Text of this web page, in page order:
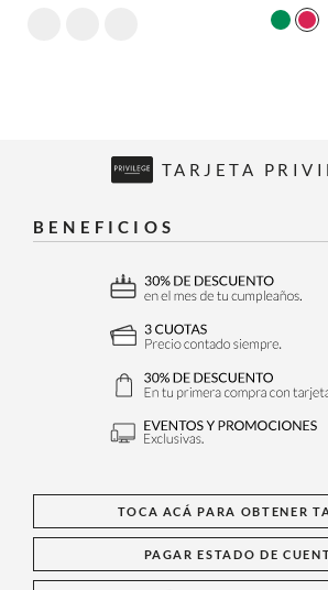
TARJETA
BENEFICIOS
TOCA ACÁ PARA OBTENER
PAGAR ESTADO DE